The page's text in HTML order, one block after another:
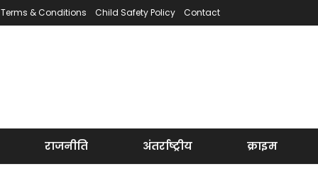
Terms & Conditions Child Safety Policy Contact
राजनीति अंतर्राष्ट्रीय क्राइम